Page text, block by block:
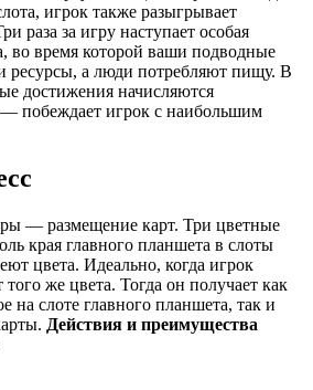
игрок также разыгрывает
раза за игру наступает особая
во время которой ваши подводные
ресурсы, а люди потребляют пищу. В
достижения начисляются
побеждает игрок с наибольшим
— размещение карт. Три цветные
края главного планшета в слоты
цвета. Идеально, когда игрок
того же цвета. Тогда он получает как
на слоте главного планшета, так и
Действия и преимущества